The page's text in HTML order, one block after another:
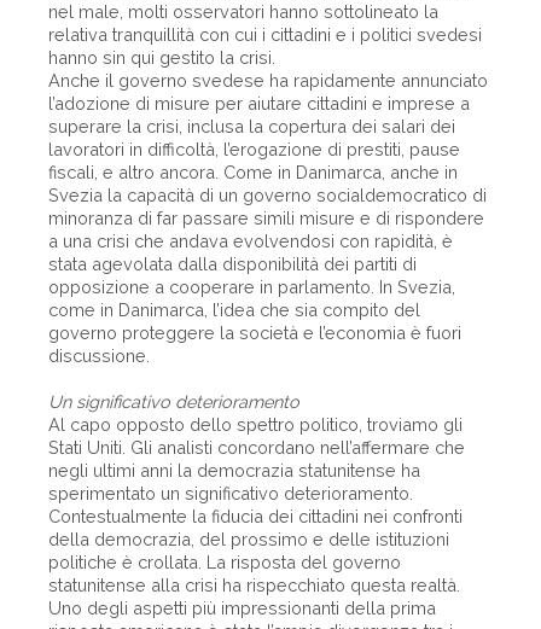
nel male, molti osservatori hanno sottolineato la
relativa tranquillità con cui i cittadini e i politici svedesi
hanno sin qui gestito la crisi.
Anche il governo svedese ha rapidamente annunciato
l’adozione di misure per aiutare cittadini e imprese a
superare la crisi, inclusa la copertura dei salari dei
lavoratori in difficoltà, l’erogazione di prestiti, pause
fiscali, e altro ancora. Come in Danimarca, anche in
Svezia la capacità di un governo socialdemocratico di
minoranza di far passare simili misure e di rispondere
a una crisi che andava evolvendosi con rapidità, è
stata agevolata dalla disponibilità dei partiti di
opposizione a cooperare in parlamento. In Svezia,
come in Danimarca, l’idea che sia compito del
governo proteggere la società e l’economia è fuori
discussione.
Un significativo deterioramento
Al capo opposto dello spettro politico, troviamo gli
Stati Uniti. Gli analisti concordano nell’affermare che
negli ultimi anni la democrazia statunitense ha
sperimentato un significativo deterioramento.
Contestualmente la fiducia dei cittadini nei confronti
della democrazia, del prossimo e delle istituzioni
politiche è crollata. La risposta del governo
statunitense alla crisi ha rispecchiato questa realtà.
Uno degli aspetti più impressionanti della prima